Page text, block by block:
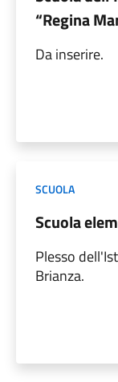
“Regina
Da inserire.
SCUOLA
Scuola
Plesso
Brianza.